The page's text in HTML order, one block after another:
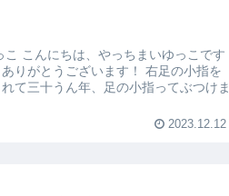
こんにちは、やっちまいゆっこです
りがとうございます！ 右足の小指を
て三十うん年、足の小指ってぶつけま
2023.12.12